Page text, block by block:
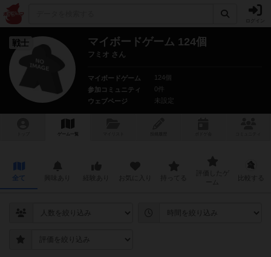
戦士 マイボードゲーム 124個
フミオ さん
マイボードゲーム
124個
参加コミュニティ
0件
ウェブページ
未設定
ゲーム一覧
全て